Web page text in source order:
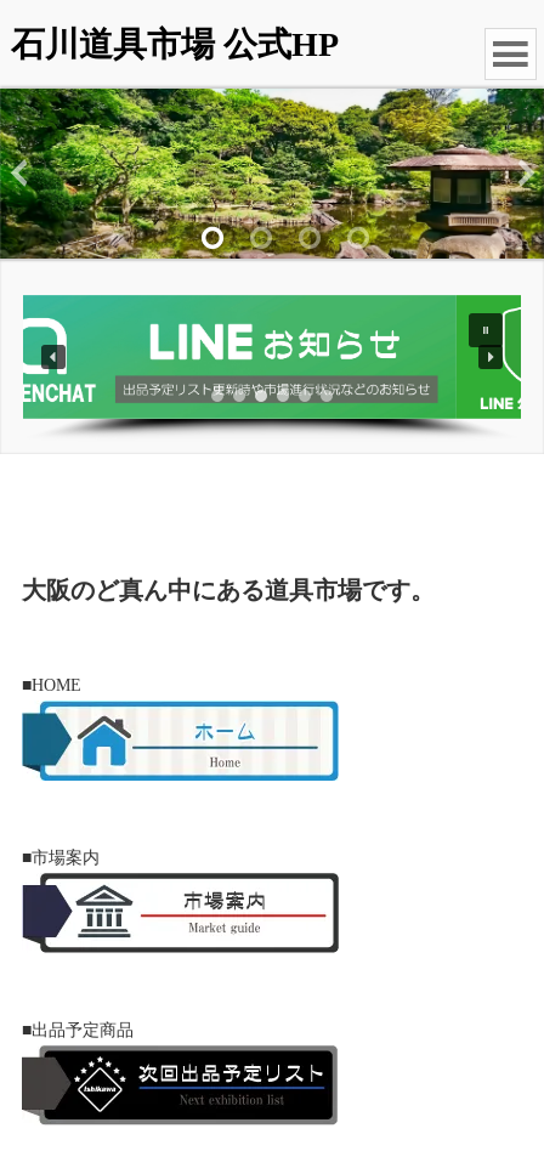
石川道具市場 公式HP
大阪のど真ん中にある道具市場です。
■HOME
■市場案内
■出品予定商品